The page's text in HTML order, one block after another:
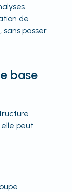
de
sans passer
base
peut